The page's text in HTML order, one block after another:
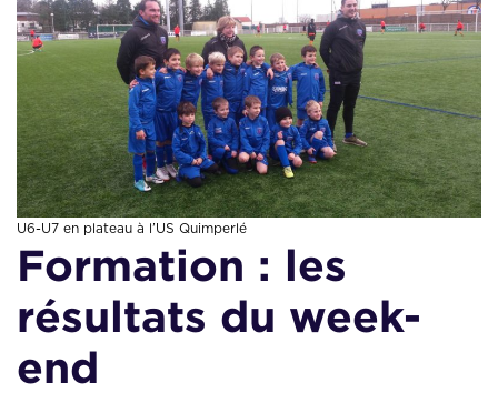
U6-U7 en plateau à l’US Quimperlé
Formation : les
résultats du week-
end